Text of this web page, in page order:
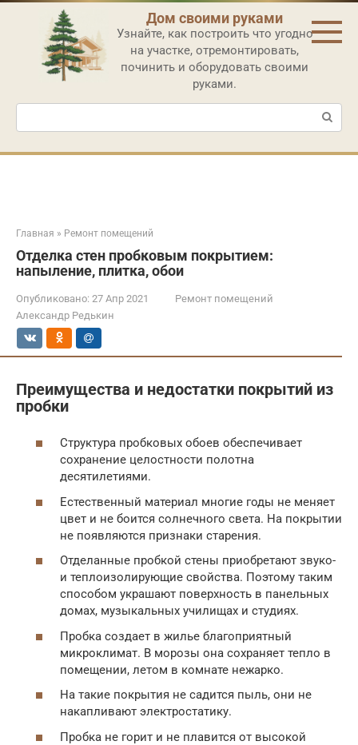
Перейти
контенту
Дом своими руками
Узнайте, как построить что угодно
на участке, отремонтировать,
починить и оборудовать своими
руками.
Поиск:
Главная » Ремонт помещений
Отделка стен пробковым покрытием:
напыление, плитка, обои
Опубликовано: 27 Апр 2021
Ремонт помещений
Александр Редькин
Преимущества и недостатки покрытий из
пробки
Структура пробковых обоев обеспечивает
сохранение целостности полотна
десятилетиями.
Естественный материал многие годы не меняет
цвет и не боится солнечного света. На покрытии
не появляются признаки старения.
Отделанные пробкой стены приобретают звуко-
и теплоизолирующие свойства. Поэтому таким
способом украшают поверхность в панельных
домах, музыкальных училищах и студиях.
Пробка создает в жилье благоприятный
микроклимат. В морозы она сохраняет тепло в
помещении, летом в комнате нежарко.
На такие покрытия не садится пыль, они не
накапливают электростатику.
Пробка не горит и не плавится от высокой